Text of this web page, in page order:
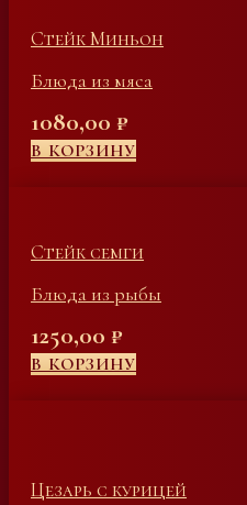
Стейк Миньон
Блюда из мяса
1080,00 ₽
В КОРЗИНУ
Стейк семги
Блюда из рыбы
1250,00 ₽
В КОРЗИНУ
Цезарь с курицей